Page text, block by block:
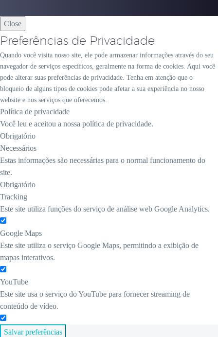
Close
Preferências de Privacidade
Quando você visita nosso site, ele pode armazenar informações através do seu
navegador de serviços específicos, geralmente na forma de cookies. Aqui você
pode alterar suas preferências de privacidade. Tenha em atenção que o
bloqueio de alguns tipos de cookies pode afetar a sua experiência no nosso
website e nos serviços que oferecemos.
Política de privacidade
Você leu e aceitou a nossa política de privacidade.
Obrigatório
Necessários
Estas informações são necessárias para o normal funcionamento do
site.
Obrigatório
Tracking
Este site utiliza funções do serviço de análise web Google Analytics.
Google Maps
Este site utiliza o serviço Google Maps, permitindo a exibição de
mapas interativos.
YouTube
Este site usa o serviço do YouTube para fornecer streaming de
conteúdo de vídeo.
Salvar preferências